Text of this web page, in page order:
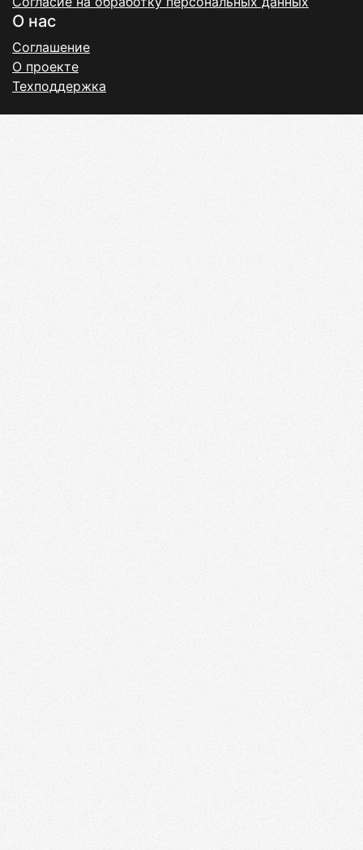
О нас
Соглашение
О проекте
Техподдержка